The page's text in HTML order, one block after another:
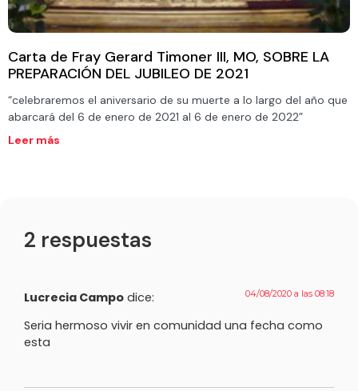
Carta de Fray Gerard Timoner III, MO, SOBRE LA
PREPARACIÓN DEL JUBILEO DE 2021
“celebraremos el aniversario de su muerte a lo largo del año que
abarcará del 6 de enero de 2021 al 6 de enero de 2022”
Leer más
2 respuestas
Lucrecia Campo dice: 04/08/2020 a las 08:18
Seria hermoso vivir en comunidad una fecha como
esta